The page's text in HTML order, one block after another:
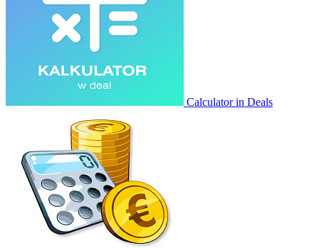
Calculator in Deals